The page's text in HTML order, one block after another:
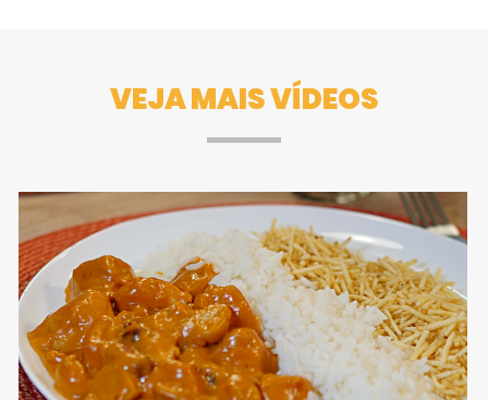
VEJA MAIS VÍDEOS